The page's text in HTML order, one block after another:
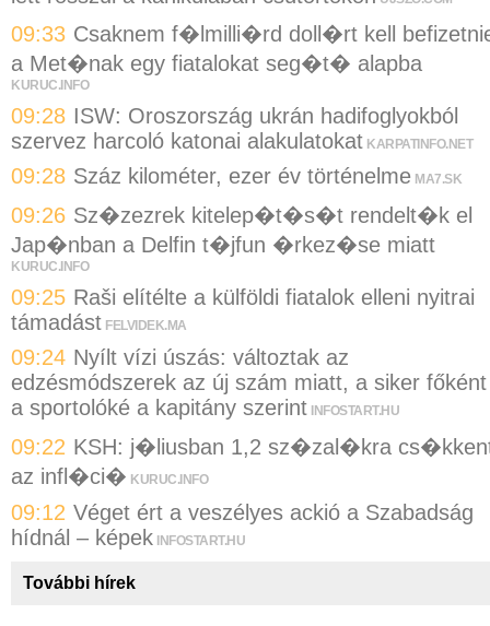
09:33 Csaknem f�lmilli�rd doll�rt kell
a Met�nak egy fiatalokat seg�t� alapba
KURUC.INFO
09:28 ISW: Oroszország ukrán hadifoglyokból
szervez harcoló katonai alakulatokat KARPATINFO.NET
09:28 Száz kilométer, ezer év történelme MA7.SK
09:26 Sz�zezrek kitelep�t�s�t rendelt�k el
Jap�nban a Delfin t�jfun �rkez�se miatt
KURUC.INFO
09:25 Raši elítélte a külföldi fiatalok elleni nyitrai
támadást FELVIDEK.MA
09:24 Nyílt vízi úszás: változtak az
edzésmódszerek az új szám miatt, a siker főként
a sportolóké a kapitány szerint INFOSTART.HU
09:22 KSH: j�liusban 1,2 sz�zal�kra
az infl�ci� KURUC.INFO
09:12 Véget ért a veszélyes ackió a Szabadság
hídnál – képek INFOSTART.HU
További hírek